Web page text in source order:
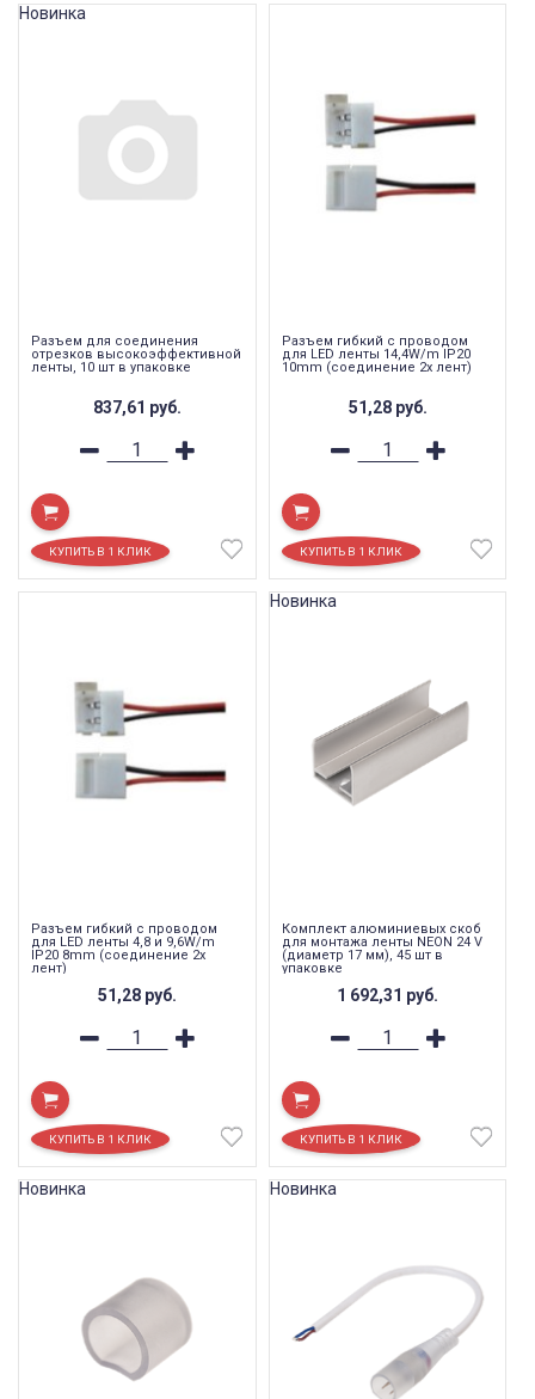
Разъем для соединения
отрезков высокоэффективной
ленты, 10 шт в упаковке
837,61 руб.
Новинка
Разъем гибкий с проводом
для LED ленты 14,4W/m IP20
10mm (соединение 2х лент)
51,28 руб.
Разъем гибкий с проводом
для LED ленты 4,8 и 9,6W/m
IP20 8mm (соединение 2х
лент)
51,28 руб.
Комплект алюминиевых скоб
для монтажа ленты NEON 24 V
(диаметр 17 мм), 45 шт в
упаковке
1 692,31 руб.
Новинка
Новинка Новинка